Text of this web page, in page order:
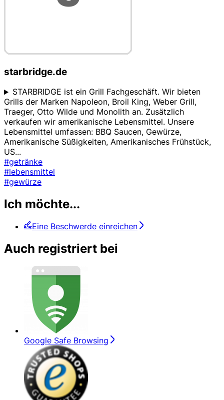
starbridge.de
STARBRIDGE ist ein Grill Fachgeschäft. Wir bieten
Grills der Marken Napoleon, Broil King, Weber Grill,
Traeger, Otto Wilde und Monolith an. Zusätzlich
verkaufen wir amerikanische Lebensmittel. Unsere
Lebensmittel umfassen: BBQ Saucen, Gewürze,
Amerikanische Süßigkeiten, Amerikanisches Frühstück,
US...
#getränke
#lebensmittel
#gewürze
Ich möchte...
Eine Beschwerde einreichen
Auch registriert bei
Google Safe Browsing